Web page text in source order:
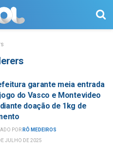
garante meia entrada
do Vasco e Montevideo
doação de 1kg de
POR RÔ MEDEIROS
JULHO DE 2025